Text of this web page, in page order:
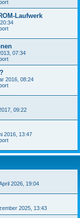
Laufwerk
07:34
2016, 08:24
09:22
2016, 13:47
2026, 19:04
2025, 13:43